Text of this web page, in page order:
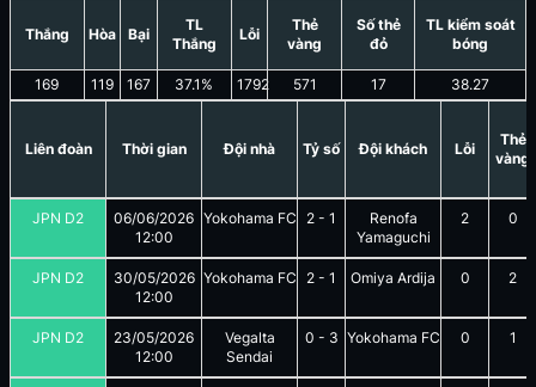
Thắng
169
Hòa
119
Bại
167
TL
Thắng
37.1 %
Lỗi
1792
Thẻ
vàng
571
Số thẻ
đỏ
17
TL kiểm soát
bóng
38.27
Liên đoàn Thời gian Đội nhà Tỷ số Đội khách Lỗi
Thẻ
vàng
JPN D2
06/06/2026
12:00
Yokohama FC 2 - 1
Renofa
Yamaguchi
2 0
JPN D2
30/05/2026
12:00
Yokohama FC 2 - 1 Omiya Ardija 0 2
JPN D2
23/05/2026
12:00
Vegalta
Sendai
0 - 3 Yokohama FC 0 1